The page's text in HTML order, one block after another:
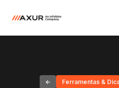
Ferramentas &